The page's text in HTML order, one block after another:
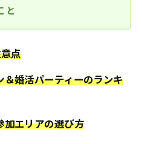
と
点
婚活パーティーのランキ
加エリアの選び方